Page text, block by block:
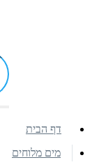
דף הבית
מים מלוחים